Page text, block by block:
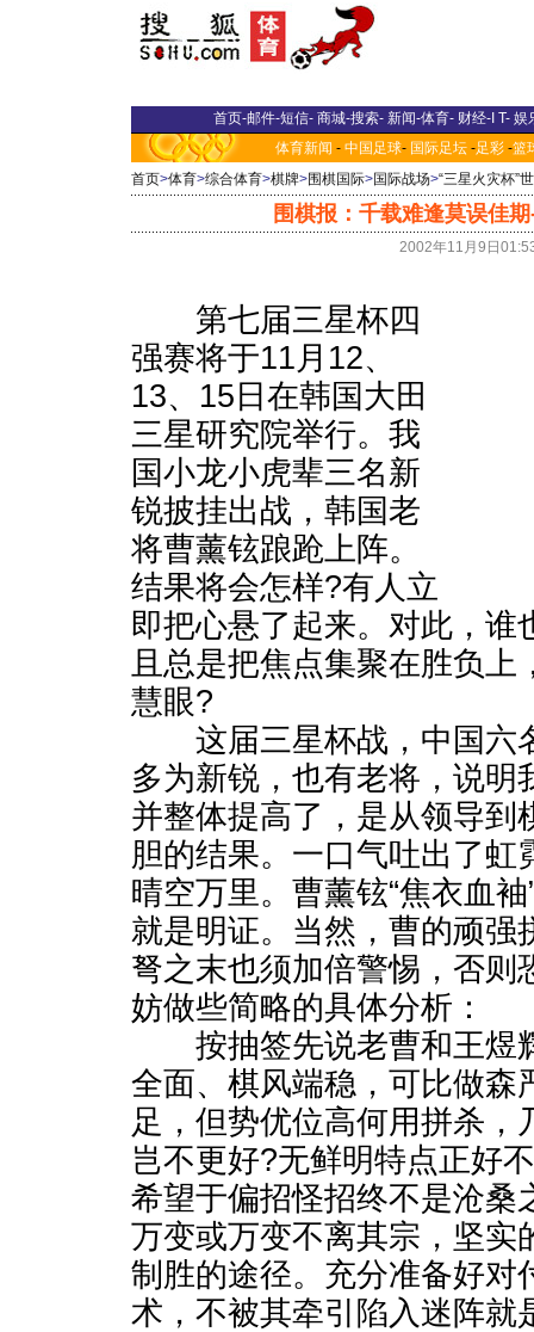
首页-邮件-短信- 商城-搜索- 新闻-体育- 财经-I T- 娱
体育新闻 - 中国足球- 国际足坛 -足彩 -篮
首页>体育>综合体育>棋牌>围棋国际>国际战场>“三星火灾杯”
围棋报：千载难逢莫误佳
2002年11月9日
第七届三星杯四
强赛将于11月12、
13、15日在韩国大田
三星研究院举行。我
国小龙小虎辈三名新
锐披挂出战，韩国老
将曹薰铉踉跄上阵。
结果将会怎样?有人立
即把心悬了起来。对此，谁
且总是把焦点集聚在胜负上
慧眼?
这届三星杯战，中国六
多为新锐，也有老将，说明
并整体提高了，是从领导到
胆的结果。一口气吐出了虹
晴空万里。曹薰铉“焦衣血
就是明证。当然，曹的顽强
弩之末也须加倍警惕，否则
妨做些简略的具体分析：
按抽签先说老曹和王煜
全面、棋风端稳，可比做森
足，但势优位高何用拼杀，
岂不更好?无鲜明特点正好
希望于偏招怪招终不是沧桑
万变或万变不离其宗，坚实
制胜的途径。充分准备好对
术，不被其牵引陷入迷阵就